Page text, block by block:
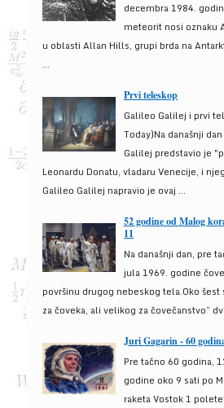
decembra 1984.
meteorit nosi oznaku
u oblasti Allan Hills, grupi brda na
...
Prvi teleskop
Galileo Galilej i prvi
Today)Na današnji
Galilej predstavio je
Leonardu Donatu, vladaru Venecije, i
Galileo Galilej napravio je ovaj ...
52 godine od Malog
11
Na današnji dan, pre
jula 1969. godine
površinu drugog nebeskog tela.Oko šest
za čoveka, ali velikog za čovečanstvo”
Juri Gagarin - 60
Pre tačno 60 godina,
godine oko 9 sati po
raketa Vostok 1